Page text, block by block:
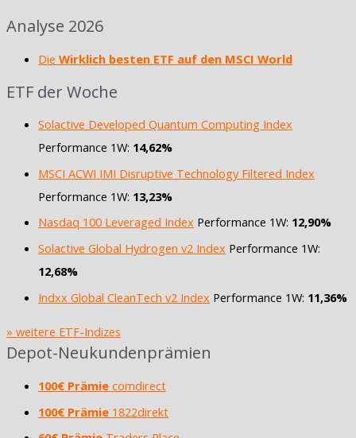
Analyse 2026
Die Wirklich besten ETF auf den MSCI World
ETF der Woche
Solactive Developed Quantum Computing Index
Performance 1W: 14,62%
MSCI ACWI IMI Disruptive Technology Filtered Index
Performance 1W: 13,23%
Nasdaq 100 Leveraged Index Performance 1W: 12,90%
Solactive Global Hydrogen v2 Index Performance 1W:
12,68%
Indxx Global CleanTech v2 Index Performance 1W: 11,36%
» weitere ETF-Indizes
Depot-Neukundenprämien
100€ Prämie comdirect
100€ Prämie 1822direkt